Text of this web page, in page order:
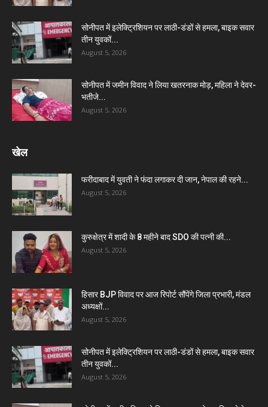
सोनीपत में इलेक्ट्रिशियन पर लाठी-डंडों से हमला, बाइक सवार
तीन युवकों...
August 5, 2026
सोनीपत में जमीन विवाद ने लिया खतरनाक मोड़, महिला ने देवर-
भतीजे...
August 5, 2026
खेल
फरीदाबाद में युवती ने फंदा लगाकर दी जान, नेपाल की रहने...
August 5, 2026
कुरुक्षेत्र में शादी के 8 महीने बाद SDO की पत्नी की...
August 5, 2026
हिसार BJP विवाद पर आज रिपोर्ट सौंपेंगे जिला प्रभारी, मंडल
अध्यक्षों...
August 5, 2026
सोनीपत में इलेक्ट्रिशियन पर लाठी-डंडों से हमला, बाइक सवार
तीन युवकों...
August 5, 2026